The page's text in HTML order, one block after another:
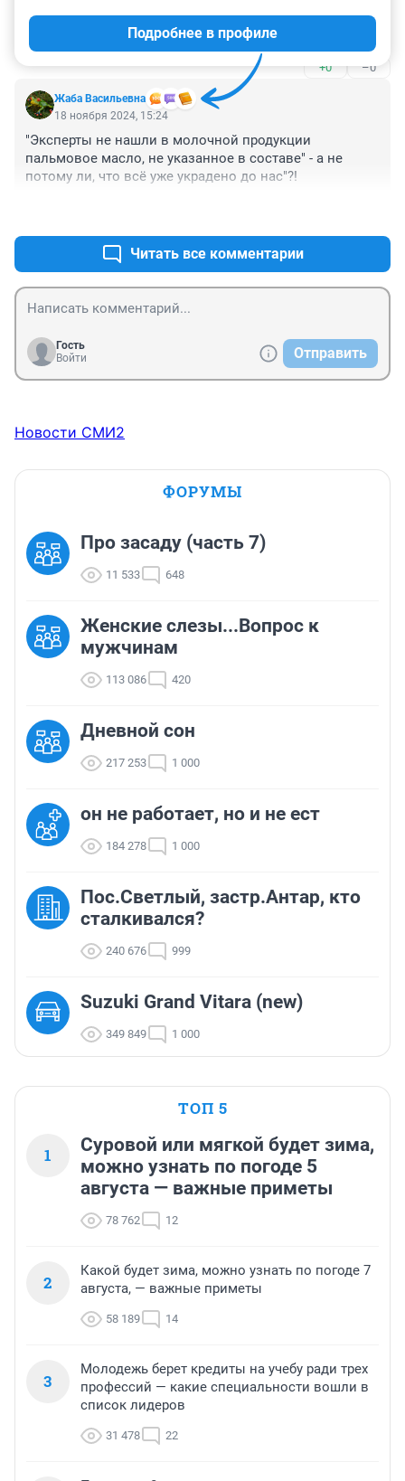
А что слабо написать какие марки и бренды прошли
проверку? Где результат?
+0 –0
Жаба Васильевна
Подробнее в профиле
18 ноября 2024, 15:24
"Эксперты не нашли в молочной продукции
пальмовое масло, не указанное в составе" - а не
потому ли, что всё уже украдено до нас"?!
Читать все комментарии
Гость
Войти
Отправить
Новости СМИ2
ФОРУМЫ
Про засаду (часть 7)
11 533 648
Женские слезы...Вопрос к
мужчинам
113 086 420
Дневной сон
217 253 1 000
он не работает, но и не ест
184 278 1 000
Пос.Светлый, застр.Антар, кто
сталкивался?
240 676 999
Suzuki Grand Vitara (new)
349 849 1 000
ТОП 5
1
Суровой или мягкой будет зима,
можно узнать по погоде 5
августа — важные приметы
78 762 12
2
Какой будет зима, можно узнать по погоде 7
августа, — важные приметы
58 189 14
3
Молодежь берет кредиты на учебу ради трех
профессий — какие специальности вошли в
список лидеров
31 478 22